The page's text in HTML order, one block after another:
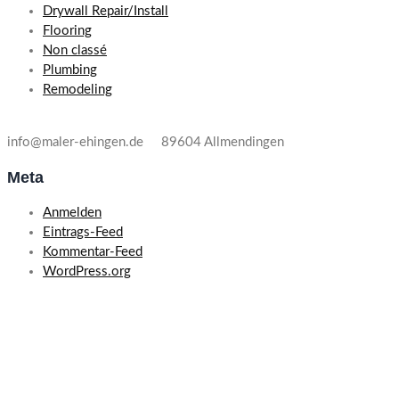
Drywall Repair/Install
Flooring
Non classé
Plumbing
Remodeling
info@maler-ehingen.de 89604 Allmendingen
Meta
Anmelden
Eintrags-Feed
Kommentar-Feed
WordPress.org